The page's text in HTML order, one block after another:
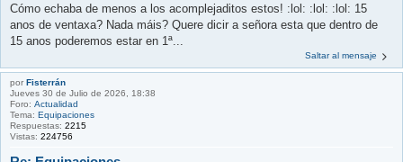
Cómo echaba de menos a los acomplejaditos estos! :lol: :lol: :lol: 15
anos de ventaxa? Nada máis? Quere dicir a señora esta que dentro de
15 anos poderemos estar en 1ª...
Saltar al mensaje
por Fisterrán
Jueves 30 de Julio de 2026, 18:38
Foro: Actualidad
Tema: Equipaciones
Respuestas: 2215
Vistas: 224756